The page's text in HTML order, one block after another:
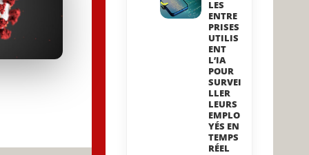
LES
ENTRE
PRISES
UTILIS
ENT
L’IA
POUR
SURVEI
LLER
LEURS
EMPLO
YÉS EN
TEMPS
RÉEL